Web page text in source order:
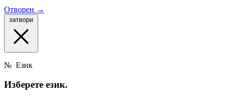
Отворен →
затвори
№ Език
Изберете език.